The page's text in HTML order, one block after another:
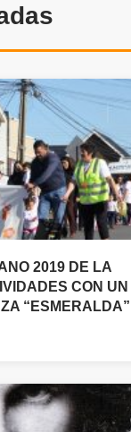
2019 DE LA
CON UN
“ESMERALDA”